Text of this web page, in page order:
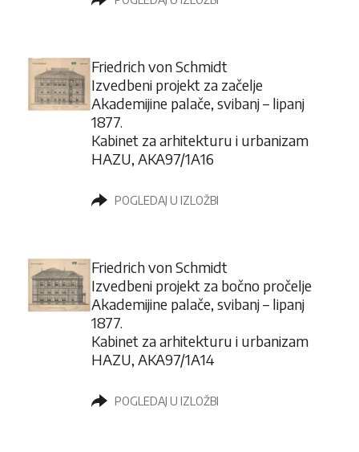
Friedrich von Schmidt
Izvedbeni projekt za začelje
Akademijine palače, svibanj – lipanj
1877.
Kabinet za arhitekturu i urbanizam
HAZU, AKA97/1A16
POGLEDAJ U IZLOŽBI
Friedrich von Schmidt
Izvedbeni projekt za bočno pročelje
Akademijine palače, svibanj – lipanj
1877.
Kabinet za arhitekturu i urbanizam
HAZU, AKA97/1A14
POGLEDAJ U IZLOŽBI